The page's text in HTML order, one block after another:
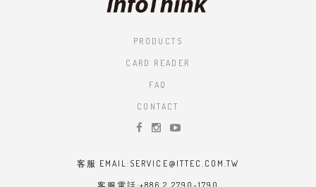
PRODUCTS
CARD READER
FAQ
CONTACT
客服 EMAIL:SERVICE@ITTEC.COM.TW